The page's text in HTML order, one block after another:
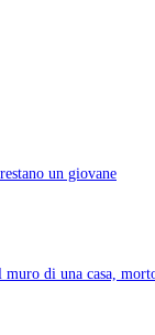
un giovane
di una casa,